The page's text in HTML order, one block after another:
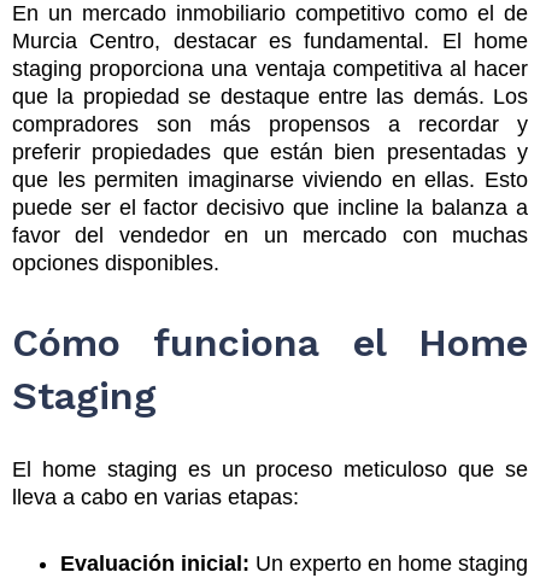
En un mercado inmobiliario competitivo como el de
Murcia Centro, destacar es fundamental. El home
staging proporciona una ventaja competitiva al hacer
que la propiedad se destaque entre las demás. Los
compradores son más propensos a recordar y
preferir propiedades que están bien presentadas y
que les permiten imaginarse viviendo en ellas. Esto
puede ser el factor decisivo que incline la balanza a
favor del vendedor en un mercado con muchas
opciones disponibles.
Cómo funciona el Home
Staging
El home staging es un proceso meticuloso que se
lleva a cabo en varias etapas:
Evaluación inicial: Un experto en home staging